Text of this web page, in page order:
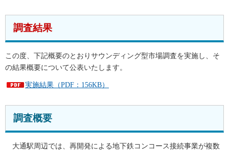
調査結果
この度、下記概要のとおりサウンディング型市場調査を実施し、そ
の結果概要について公表いたします。
実施結果（PDF：156KB）
調査概要
大通駅周辺では、再開発による地下鉄コンコース接続事業が複数